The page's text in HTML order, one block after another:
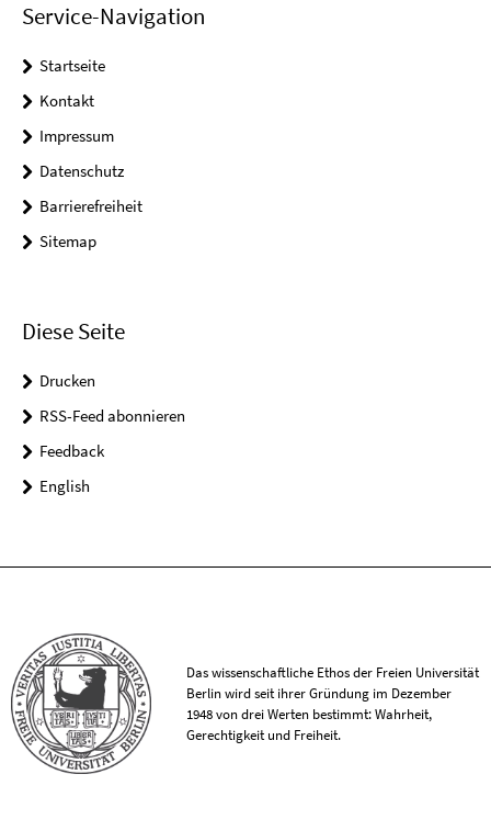
Service-Navigation
Startseite
Kontakt
Impressum
Datenschutz
Barrierefreiheit
Sitemap
Diese Seite
Drucken
RSS-Feed abonnieren
Feedback
English
Das wissenschaftliche Ethos der Freien Universität
Berlin wird seit ihrer Gründung im Dezember
1948 von drei Werten bestimmt: Wahrheit,
Gerechtigkeit und Freiheit.